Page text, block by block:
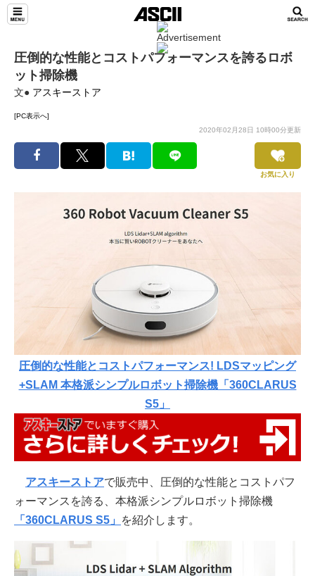
圧倒的な性能とコストパフォーマンスを誇るロボ
ット掃除機
文● アスキーストア
[PC表示へ]
2020年02月28日 10時00分更新
お気に入り
圧倒的な性能とコストパフォーマンス! LDSマッピング
+SLAM 本格派シンプルロボット掃除機「360CLARUS
S5」
アスキーストアで販売中、圧倒的な性能とコストパフ
ォーマンスを誇る、本格派シンプルロボット掃除機
「360CLARUS S5」
を紹介します。